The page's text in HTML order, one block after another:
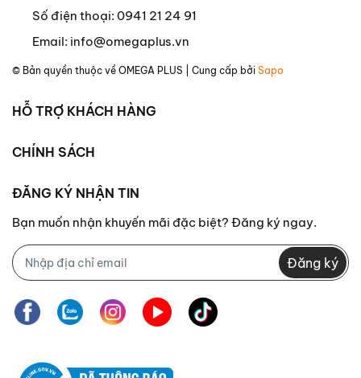
Số điện thoại: 0941 21 24 91
Email: info@omegaplus.vn
© Bản quyền thuộc về OMEGA PLUS | Cung cấp bởi Sapo
HỖ TRỢ KHÁCH HÀNG
CHÍNH SÁCH
ĐĂNG KÝ NHẬN TIN
Bạn muốn nhận khuyến mãi đặc biệt? Đăng ký ngay.
Đăng ký